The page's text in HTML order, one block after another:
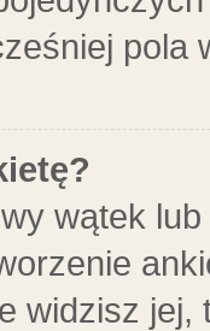
pola
wątek
widzisz